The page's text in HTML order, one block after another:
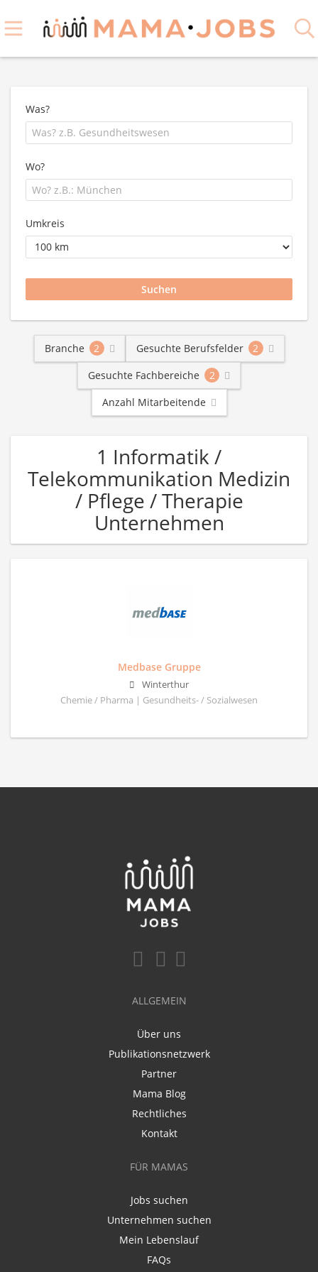
Was?
Wo?
Umkreis
Branche 2 Gesuchte Berufsfelder
2
Gesuchte Fachbereiche
2
Anzahl Mitarbeitende
1 Informatik /
Telekommunikation Medizin
/ Pflege / Therapie
Unternehmen
Medbase Gruppe
Winterthur
Chemie / Pharma | Gesundheits- / Sozialwesen
ALLGEMEIN
Über uns
Publikationsnetzwerk
Partner
Mama Blog
Rechtliches
Kontakt
FÜR MAMAS
Jobs suchen
Unternehmen suchen
Mein Lebenslauf
FAQs